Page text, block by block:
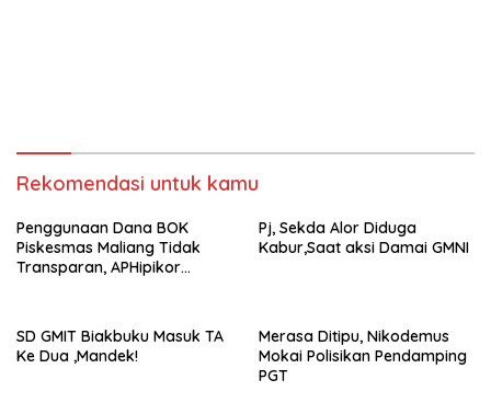
Rekomendasi untuk kamu
Penggunaan Dana BOK
Piskesmas Maliang Tidak
Transparan, APHipikor
Pj, Sekda Alor Diduga
Kabur,Saat aksi Damai GMNI
SD GMIT Biakbuku Masuk TA
Ke Dua ,Mandek!
Merasa Ditipu, Nikodemus
Mokai Polisikan Pendamping
PGT